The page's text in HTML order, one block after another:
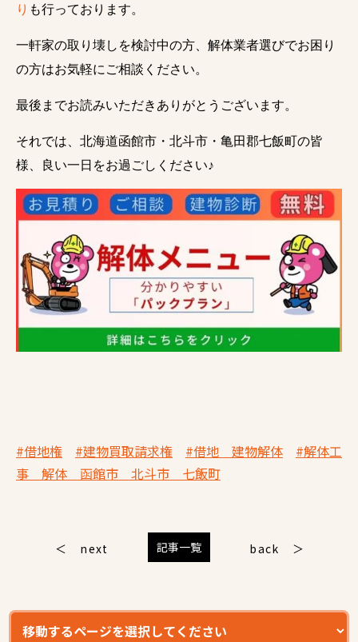
り も行っております。
一軒家の取り壊しを検討中の方、解体業者選びでお困り
の方はお気軽にご相談ください。
最後までお読みいただきありがとうございます。
それでは、北海道函館市・北斗市・亀田郡七飯町の皆
様、良い一日をお過ごしください♪
#借地権 #建物買取請求権 #借地 建物解体
#解体工
事 解体 函館市 北斗市 七飯町
next 記事一覧 back